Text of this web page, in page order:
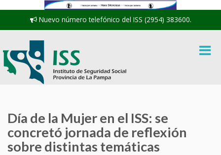
Nuevo número telefónico del ISS (2954) 383600.
Día de la Mujer en el ISS: se
concretó jornada de reflexión
sobre distintas temáticas